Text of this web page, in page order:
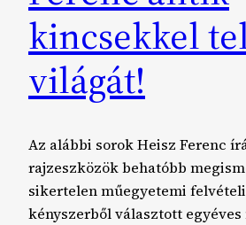
kincsekkel
világát!
Az alábbi sorok Heisz Ferenc
rajzeszközök behatóbb
sikertelen műegyetemi
kényszerből választott